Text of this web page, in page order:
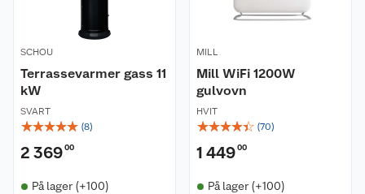
SCHOU
Terrassevarmer gass 11
kW
SVART
☆☆☆☆☆ (8)
2 36900
På lager (+100)
MILL
Mill WiFi 1200W
gulvovn
HVIT
☆☆☆☆☆ (70)
1 44900
På lager (+100)